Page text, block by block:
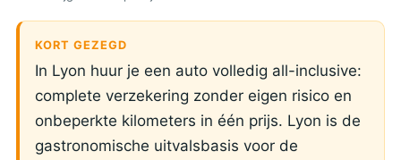
KORT GEZEGD
In Lyon huur je een auto volledig all-inclusive:
complete verzekering zonder eigen risico en
onbeperkte kilometers in één prijs. Lyon is de
gastronomische uitvalsbasis voor de